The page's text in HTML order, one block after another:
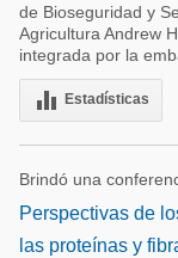
de Bioseguridad y
Agricultura Andrew
integrada por la
equalizer Estadísticas
Brindó una
Perspectivas de
las proteínas y